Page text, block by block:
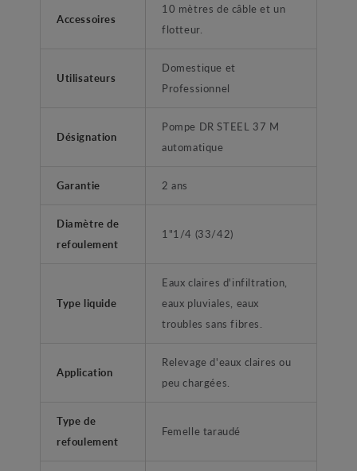
Accessoires
10 mètres de câble et un
flotteur.
Utilisateurs
Domestique et
Professionnel
Désignation
Pompe DR STEEL 37 M
automatique
Garantie 2 ans
Diamètre de
refoulement
1"1/4 (33/42)
Type liquide
Eaux claires d'infiltration,
eaux pluviales, eaux
troubles sans fibres.
Application
Relevage d'eaux claires ou
peu chargées.
Type de
refoulement
Femelle taraudé